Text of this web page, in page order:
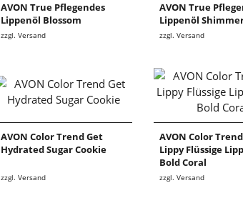
AVON True Pflegendes
Lippenöl Blossom
zzgl. Versand
AVON True
Lippenöl
zzgl. Versand
AVON Color Trend Get
Hydrated Sugar Cookie
zzgl. Versand
AVON Color
Lippy Flüssige
Bold Coral
zzgl. Versand